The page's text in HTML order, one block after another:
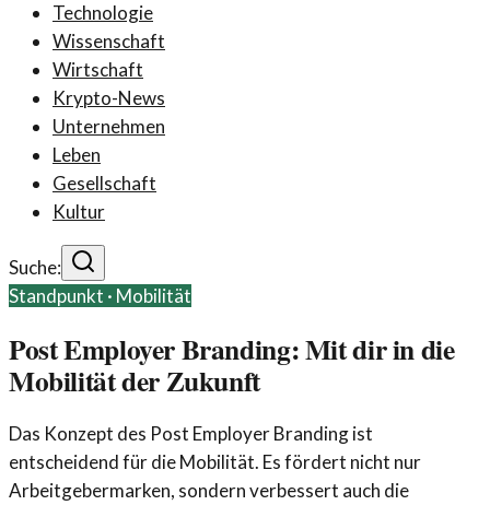
Technologie
Wissenschaft
Wirtschaft
Krypto-News
Unternehmen
Leben
Gesellschaft
Kultur
Suche:
Standpunkt · Mobilität
Post Employer Branding: Mit dir in die
Mobilität der Zukunft
Das Konzept des Post Employer Branding ist
entscheidend für die Mobilität. Es fördert nicht nur
Arbeitgebermarken, sondern verbessert auch die